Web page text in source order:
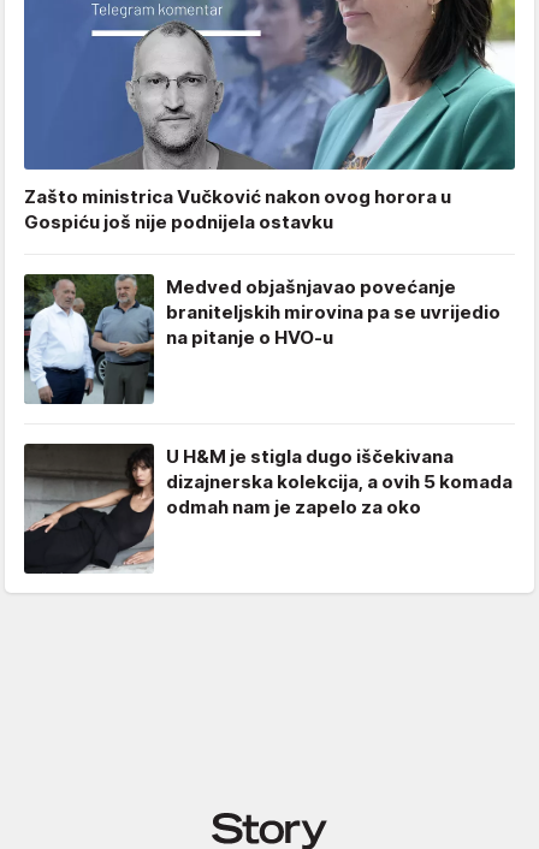
Zašto ministrica Vučković nakon ovog horora u
Gospiću još nije podnijela ostavku
Medved objašnjavao povećanje
braniteljskih mirovina pa se uvrijedio
na pitanje o HVO-u
U H&M je stigla dugo iščekivana
dizajnerska kolekcija, a ovih 5 komada
odmah nam je zapelo za oko